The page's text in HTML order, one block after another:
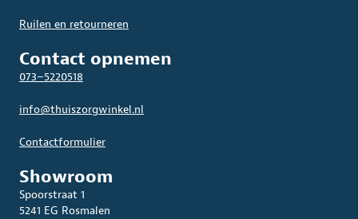
Ruilen en retourneren
Contact opnemen
073–5220518
info@thuiszorgwinkel.nl
Contactformulier
Showroom
Spoorstraat 1
5241 EG Rosmalen